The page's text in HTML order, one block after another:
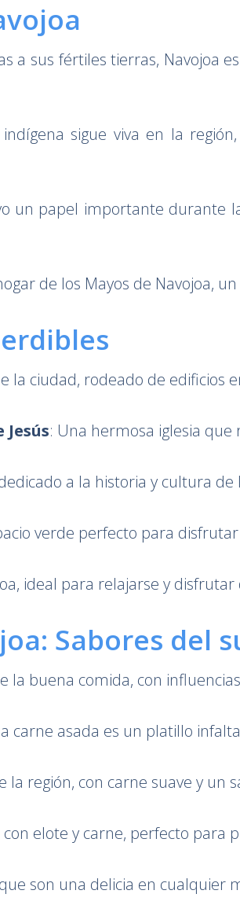
a sus fértiles tierras, Navojoa
sigue viva en la
un papel importante durante
de los Mayos de Navojoa,
la ciudad, rodeado de
: Una hermosa iglesia
a la historia y cultura
verde perfecto para
ideal para relajarse y
Sabores del
la buena comida, con
carne asada es un platillo
la región, con carne suave y un
elote y carne, perfecto para
son una delicia en cualquier